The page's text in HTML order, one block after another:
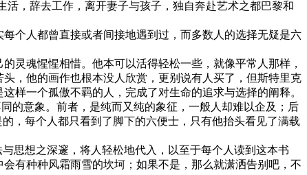
活，辞去工作，离开妻子与孩子，独自奔赴艺术之都巴黎和
个人都曾直接或者间接地遇到过，而多数人的选择无疑是六
灵魂惺惺相惜。他本可以活得轻松一些，就像平常人那样，
，他的画作也根本没人欣赏，更别说有人买了，但斯特里克
样一个孤傲不羁的人，完成了对生命的追求与选择的阐释。
的意象。前者，是纯而又纯的象征，一般人却难以企及；后
，每个人都只看到了脚下的六便士，只有他抬头看见了满载
思想之深邃，将人轻松地代入，以至于每个人读到这本书
有种种风霜雨雪的坎坷；如果不是，那么就潇洒告别吧，不